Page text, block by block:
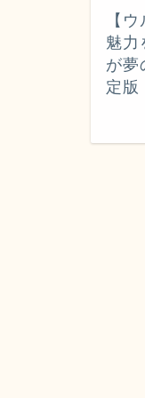
【
魅力
が夢
定版